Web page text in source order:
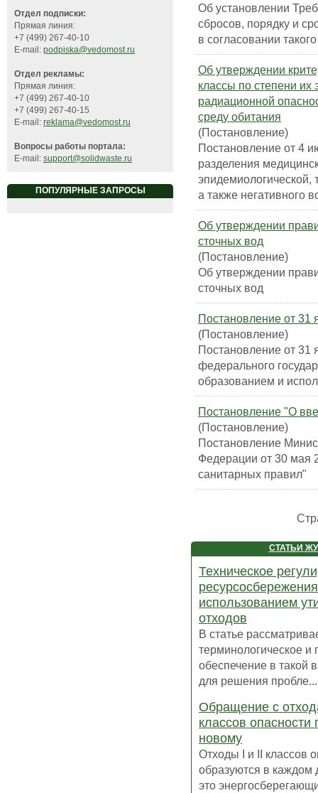
Отдел подписки:
Прямая линия:
+7 (499) 267-40-10
E-mail: podpiska@vedomost.ru
Отдел рекламы:
Прямая линия:
+7 (499) 267-40-10
+7 (499) 267-40-15
E-mail: reklama@vedomost.ru
Вопросы работы портала:
E-mail: support@solidwaste.ru
ПОПУЛЯРНЫЕ ЗАПРОСЫ
Об установлении
сбросов, порядку и
в согласовании
Об утверждении
классы по степени их
радиационной
среду обитания
(Постановление)
Постановление от 4
разделения
эпидемиологической,
а также негативного
Об утверждении
сточных вод
(Постановление)
Об утверждении
сточных вод
Постановление от 31
(Постановление)
Постановление от
федерального
образованием и
Постановление "О
(Постановление)
Постановление
Федерации от 30 мая
санитарных правил"
СТАТЬИ
Техническое
использованием
отходов
В статье
терминологическое и
обеспечение в такой
для решения пробле...
Обращение с
классов опасности
новому
Отходы I и II классов
образуются в каждом
это